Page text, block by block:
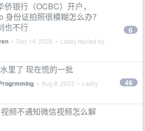
银行（OCBC）开户，
身份证拍照很模糊怎么办？
也不行
• Dec 14, 2023 • Lastly replied by
6
里了 现在慌的一批
• Aug 8, 2023 • Lastly
46
频不通知微信视频怎么解